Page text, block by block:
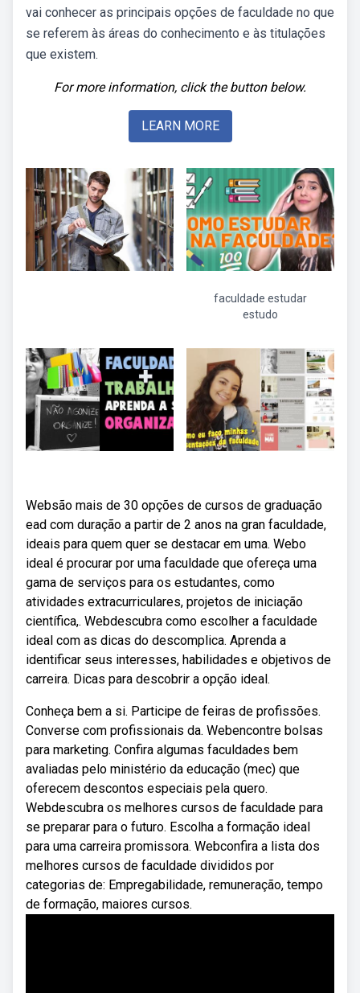
vai conhecer as principais opções de faculdade no que
se referem às áreas do conhecimento e às titulações
que existem.
For more information, click the button below.
LEARN MORE
faculdade estudar
estudo
Websão mais de 30 opções de cursos de graduação
ead com duração a partir de 2 anos na gran faculdade,
ideais para quem quer se destacar em uma. Webo
ideal é procurar por uma faculdade que ofereça uma
gama de serviços para os estudantes, como
atividades extracurriculares, projetos de iniciação
científica,. Webdescubra como escolher a faculdade
ideal com as dicas do descomplica. Aprenda a
identificar seus interesses, habilidades e objetivos de
carreira. Dicas para descobrir a opção ideal.
Conheça bem a si. Participe de feiras de profissões.
Converse com profissionais da. Webencontre bolsas
para marketing. Confira algumas faculdades bem
avaliadas pelo ministério da educação (mec) que
oferecem descontos especiais pela quero.
Webdescubra os melhores cursos de faculdade para
se preparar para o futuro. Escolha a formação ideal
para uma carreira promissora. Webconfira a lista dos
melhores cursos de faculdade divididos por
categorias de: Empregabilidade, remuneração, tempo
de formação, maiores cursos.